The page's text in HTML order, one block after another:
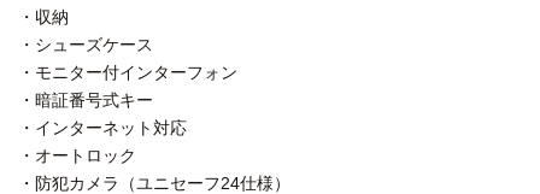
・収納
・シューズケース
・モニター付インターフォン
・暗証番号式キー
・インターネット対応
・オートロック
・防犯カメラ（ユニセーフ24仕様）